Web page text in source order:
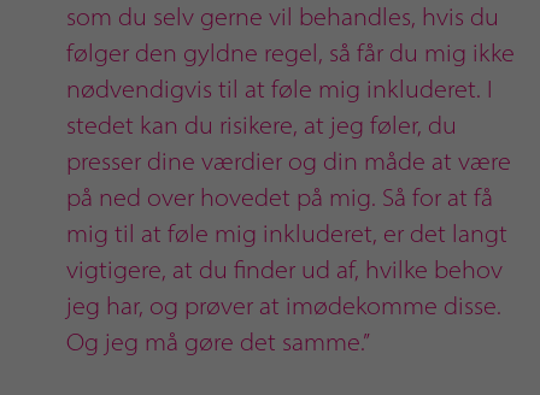
som du selv gerne vil behandles, hvis du
følger den gyldne regel, så får du mig ikke
nødvendigvis til at føle mig inkluderet. I
stedet kan du risikere, at jeg føler, du
presser dine værdier og din måde at være
på ned over hovedet på mig. Så for at få
mig til at føle mig inkluderet, er det langt
vigtigere, at du finder ud af, hvilke behov
jeg har, og prøver at imødekomme disse.
Og jeg må gøre det samme.”